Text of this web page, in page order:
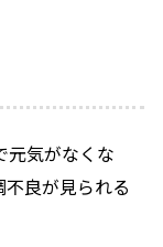
元気がなくな
良が見られる